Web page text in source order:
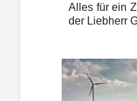
Alles für ein
der Liebherr